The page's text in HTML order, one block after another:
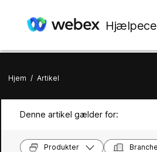
Hjem / Artikel
Denne artikel gælder for:
Produkter